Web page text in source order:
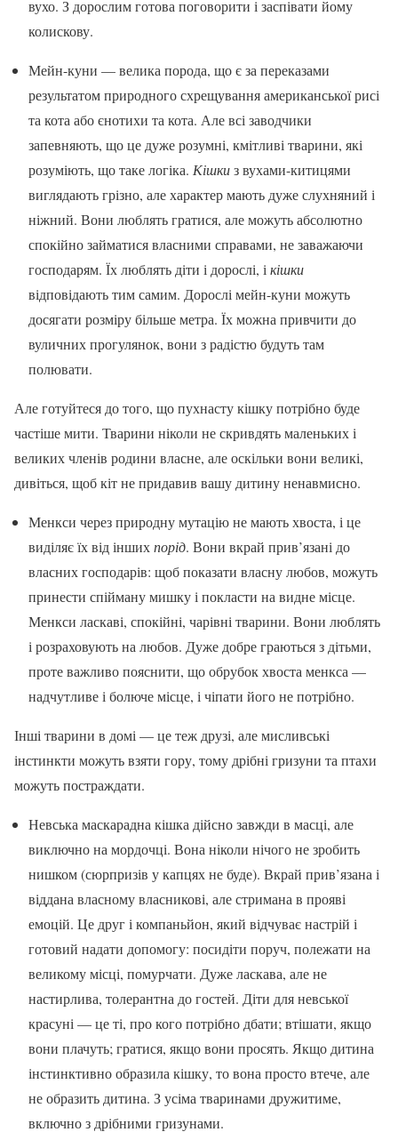
вухо. З дорослим готова поговорити і заспівати йому
колискову.
Мейн-куни — велика порода, що є за переказами
результатом природного схрещування американської рисі
та кота або єнотихи та кота. Але всі заводчики
запевняють, що це дуже розумні, кмітливі тварини, які
розуміють, що таке логіка. Кішкиз вухами-китицями
виглядають грізно, але характер мають дуже слухняний і
ніжний. Вони люблять гратися, але можуть абсолютно
спокійно займатися власними справами, не заважаючи
господарям. Їх люблять діти і дорослі, ікішки
відповідають тим самим. Дорослі мейн-куни можуть
досягати розміру більше метра. Їх можна привчити до
вуличних прогулянок, вони з радістю будуть там
полювати.
Але готуйтеся до того, що пухнасту кішку потрібно буде
частіше мити. Тварини ніколи не скривдять маленьких і
великих членів родини власне, але оскільки вони великі,
дивіться, щоб кіт не придавив вашу дитину ненавмисно.
Менкси через природну мутацію не мають хвоста, і це
виділяє їх від іншихпорід. Вони вкрай прив’язані до
власних господарів: щоб показати власну любов, можуть
принести спійману мишку і покласти на видне місце.
Менкси ласкаві, спокійні, чарівні тварини. Вони люблять
і розраховують на любов. Дуже добре граються з дітьми,
проте важливо пояснити, що обрубок хвоста менкса —
надчутливе і болюче місце, і чіпати його не потрібно.
Інші тварини в домі — це теж друзі, але мисливські
інстинкти можуть взяти гору, тому дрібні гризуни та птахи
можуть постраждати.
Невська маскарадна кішка дійсно завжди в масці, але
виключно на мордочці. Вона ніколи нічого не зробить
нишком (сюрпризів у капцях не буде). Вкрай прив’язана і
віддана власному власникові, але стримана в прояві
емоцій. Це друг і компаньйон, який відчуває настрій і
готовий надати допомогу: посидіти поруч, полежати на
великому місці, помурчати. Дуже ласкава, але не
настирлива, толерантна до гостей. Діти для невської
красуні — це ті, про кого потрібно дбати; втішати, якщо
вони плачуть; гратися, якщо вони просять. Якщо дитина
інстинктивно образила кішку, то вона просто втече, але
не образить дитина. З усіма тваринами дружитиме,
включно з дрібними гризунами.